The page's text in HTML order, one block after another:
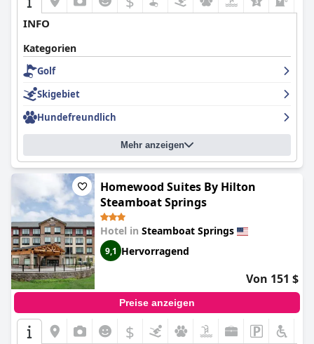
INFO
Kategorien
Golf
Skigebiet
Hundefreundlich
Mehr anzeigen
Homewood Suites By Hilton
Steamboat Springs
Hotel in Steamboat Springs
9,1 Hervorragend
Von 151 $
Preise anzeigen
$